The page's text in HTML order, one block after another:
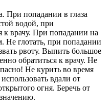
При попадании в глаза
водой, при
к врачу. При попадании на
глотать, при попадании
рвоту. Выпить большое
обратиться к врачу. Не
Не курить во время
вдали от
огня. Беречь от